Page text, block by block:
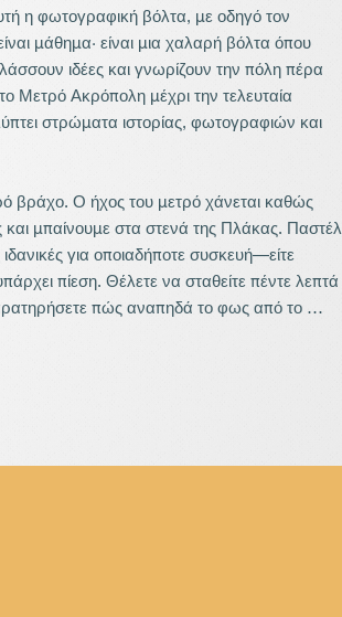
η φωτογραφική βόλτα, με οδηγό τον
μάθημα· είναι μια χαλαρή βόλτα όπου
ιδέες και γνωρίζουν την πόλη πέρα
Μετρό Ακρόπολη μέχρι την τελευταία
στρώματα ιστορίας, φωτογραφιών και
βράχο. Ο ήχος του μετρό χάνεται καθώς
και μπαίνουμε στα στενά της Πλάκας. Παστέλ
για οποιαδήποτε συσκευή—είτε
πίεση. Θέλετε να σταθείτε πέντε λεπτά
πώς αναπηδά το φως από το
ύψος και η απόσταση αλλάζουν την